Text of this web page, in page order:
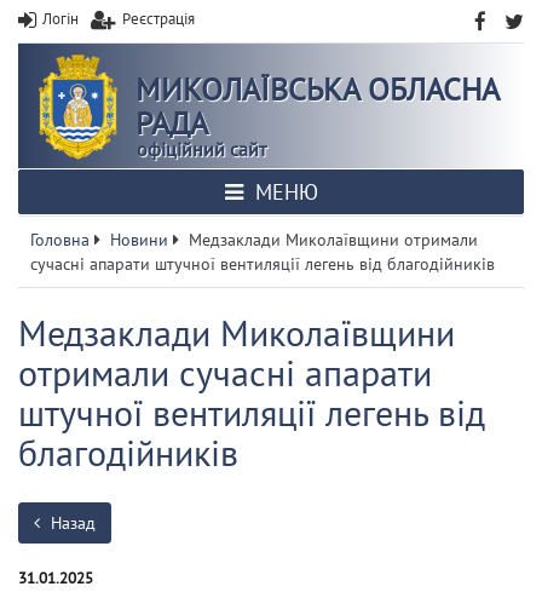
Логін Реєстрація
МИКОЛАЇВСЬКА ОБЛАСНА
РАДА
офіційний сайт
МЕНЮ
Головна Новини
Медзаклади Миколаївщини отримали
сучасні апарати штучної вентиляції легень від благодійників
Медзаклади Миколаївщини
отримали сучасні апарати
штучної вентиляції легень від
благодійників
Назад
31.01.2025